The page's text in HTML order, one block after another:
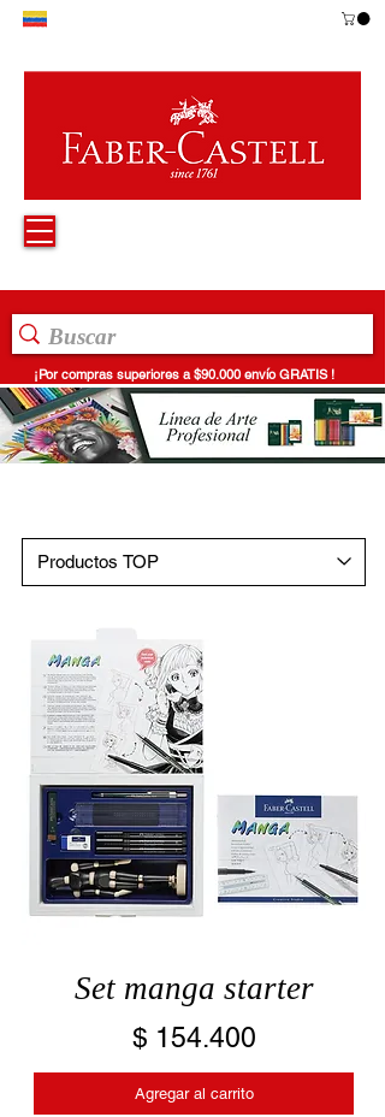
¡Por compras superiores a $90.000 envío GRATIS !
Set manga starter
Precio
$ 154.400
Agregar al carrito